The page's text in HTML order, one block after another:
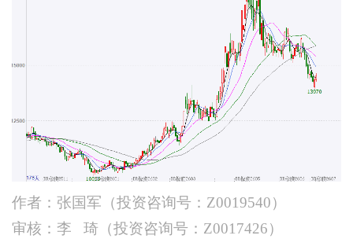
作者：张国军（投资咨询号： Z0019540）
审核：李
琦（投资咨询号： Z0017426）